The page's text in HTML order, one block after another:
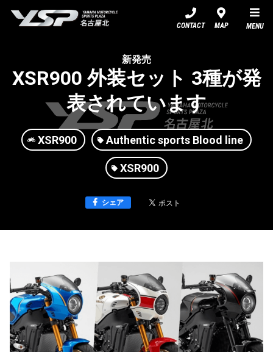
CONTACT MAP MENU
新発売
XSR900 外装セット 3種が発
表されています
XSR900 Authentic sports Blood line
XSR900
シェア